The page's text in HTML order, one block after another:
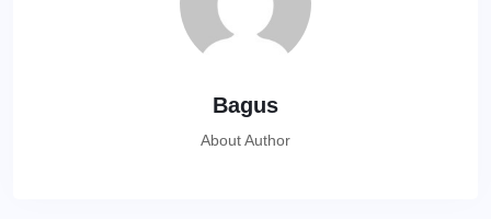
Bagus
About Author